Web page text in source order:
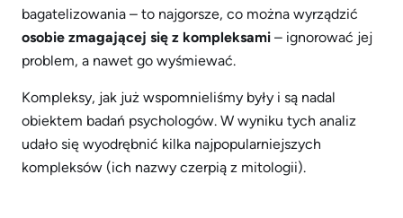
bagatelizowania – to najgorsze, co można wyrządzić
osobie zmagającej się z kompleksami – ignorować jej
problem, a nawet go wyśmiewać.
Kompleksy, jak już wspomnieliśmy były i są nadal
obiektem badań psychologów. W wyniku tych analiz
udało się wyodrębnić kilka najpopularniejszych
kompleksów (ich nazwy czerpią z mitologii).